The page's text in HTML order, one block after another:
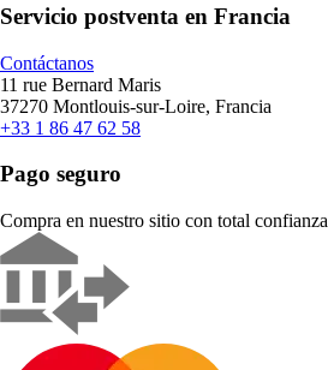
Servicio postventa en Francia
Contáctanos
11 rue Bernard Maris
37270 Montlouis-sur-Loire, Francia
+33 1 86 47 62 58
Pago seguro
Compra en nuestro sitio con total confianza